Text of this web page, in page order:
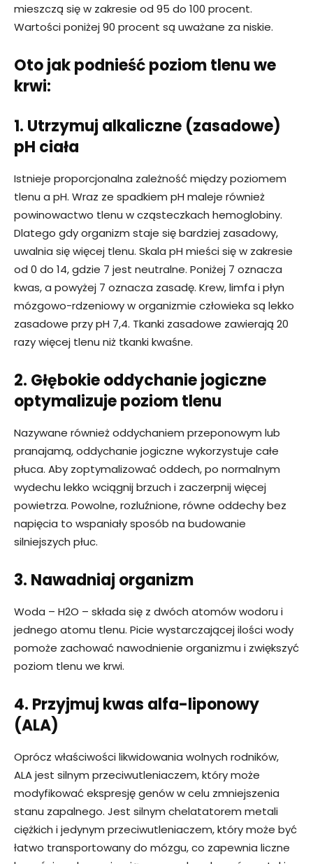
mieszczą się w zakresie od 95 do 100 procent.
Wartości poniżej 90 procent są uważane za niskie.
Oto jak podnieść poziom tlenu we
krwi:
1. Utrzymuj alkaliczne (zasadowe)
pH ciała
Istnieje proporcjonalna zależność między poziomem
tlenu a pH. Wraz ze spadkiem pH maleje również
powinowactwo tlenu w cząsteczkach hemoglobiny.
Dlatego gdy organizm staje się bardziej zasadowy,
uwalnia się więcej tlenu. Skala pH mieści się w zakresie
od 0 do 14, gdzie 7 jest neutralne. Poniżej 7 oznacza
kwas, a powyżej 7 oznacza zasadę. Krew, limfa i płyn
mózgowo-rdzeniowy w organizmie człowieka są lekko
zasadowe przy pH 7,4. Tkanki zasadowe zawierają 20
razy więcej tlenu niż tkanki kwaśne.
2. Głębokie oddychanie jogiczne
optymalizuje poziom tlenu
Nazywane również oddychaniem przeponowym lub
pranajamą, oddychanie jogiczne wykorzystuje całe
płuca. Aby zoptymalizować oddech, po normalnym
wydechu lekko wciągnij brzuch i zaczerpnij więcej
powietrza. Powolne, rozluźnione, równe oddechy bez
napięcia to wspaniały sposób na budowanie
silniejszych płuc.
3. Nawadniaj organizm
Woda – H2O – składa się z dwóch atomów wodoru i
jednego atomu tlenu. Picie wystarczającej ilości wody
pomoże zachować nawodnienie organizmu i zwiększyć
poziom tlenu we krwi.
4. Przyjmuj kwas alfa-liponowy
(ALA)
Oprócz właściwości likwidowania wolnych rodników,
ALA jest silnym przeciwutleniaczem, który może
modyfikować ekspresję genów w celu zmniejszenia
stanu zapalnego. Jest silnym chelatatorem metali
ciężkich i jedynym przeciwutleniaczem, który może być
łatwo transportowany do mózgu, co zapewnia liczne